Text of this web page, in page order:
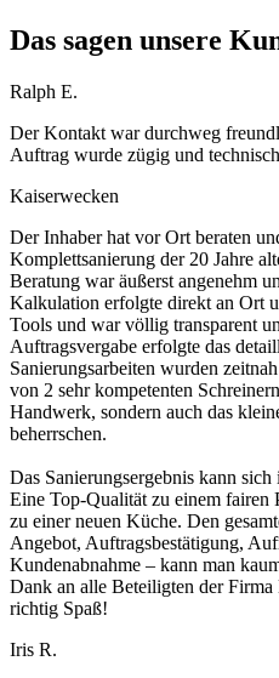
Das sagen unsere
Ralph E.
Der Kontakt war durchweg
Auftrag wurde zügig und
Kaiserwecken
Der Inhaber hat vor Ort beraten
Komplettsanierung der 20 Jahre
Beratung war äußerst angenehm
Kalkulation erfolgte direkt an Ort
Tools und war völlig transparent
Auftragsvergabe erfolgte das
Sanierungsarbeiten wurden
von 2 sehr kompetenten
Handwerk, sondern auch das
beherrschen.
Das Sanierungsergebnis kann
Eine Top-Qualität zu einem fairen
zu einer neuen Küche. Den
Angebot, Auftragsbestätigung,
Kundenabnahme – kann man
Dank an alle Beteiligten der
richtig Spaß!
Iris R.